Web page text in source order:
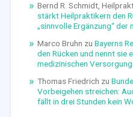
Bernd R. Schmidt,
stärkt Heilpraktikern den
„sinnvolle Ergänzung“
Marco Bruhn zu Bayerns
den Rücken und nennt sie
medizinischen Versorgung
Thomas Friedrich zu
Vorbeigehen streichen:
fällt in drei Stunden kein